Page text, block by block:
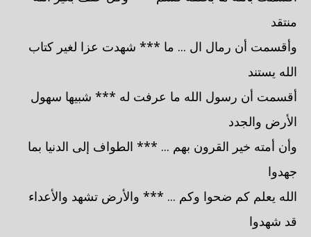
منتقد
وأقسمت أن رمال ال ... ما *** شهدت عزا لغير كتاب
الله يستند
أقسمت أن رسول الله ما عرفت له *** شبيها سهول
الأرض والجدد
وأن أمته خير القرون بهم ... *** الطواف إلى الدنيا بما
جهدوا
الله يعلم كم ضحوا وكم ... *** والأرض تشهد والأعداء
قد شهدوا